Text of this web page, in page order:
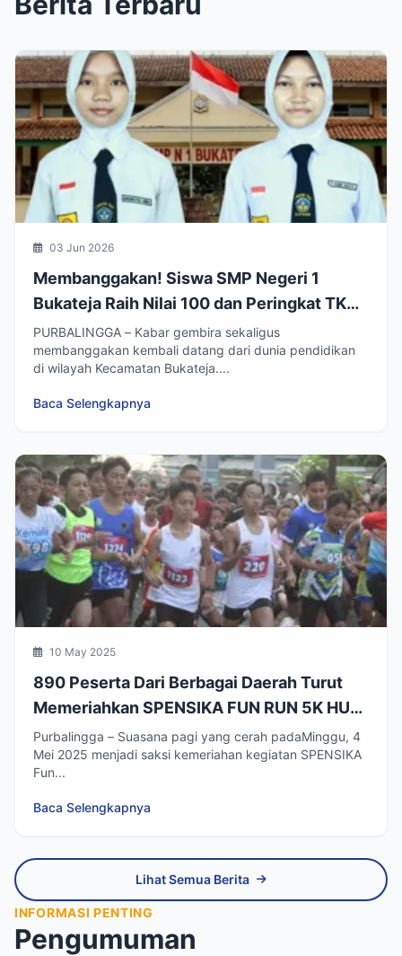
03 Jun 2026
Membanggakan! Siswa SMP Negeri 1
Bukateja Raih Nilai 100 dan Peringkat TKA
Tertinggi Se-Kabupaten Purbalingga
2025/2026
PURBALINGGA – Kabar gembira sekaligus
membanggakan kembali datang dari dunia pendidikan
di wilayah Kecamatan Bukateja....
Baca Selengkapnya
10 May 2025
890 Peserta Dari Berbagai Daerah Turut
Memeriahkan SPENSIKA FUN RUN 5K HUT
Ke-60 SMP Negeri 1 Bukateja
Purbalingga – Suasana pagi yang cerah padaMinggu, 4
Mei 2025 menjadi saksi kemeriahan kegiatan SPENSIKA
Fun...
Baca Selengkapnya
Lihat Semua Berita
INFORMASI PENTING
Pengumuman